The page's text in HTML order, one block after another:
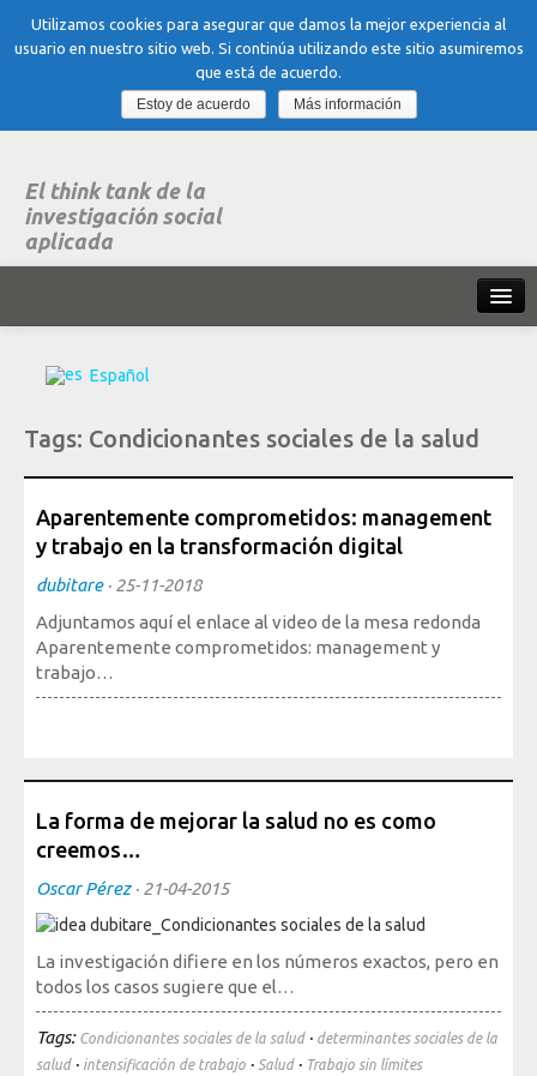
El think tank de la
investigación social
aplicada
Areas
de experiencia
Organización, Trabajo y Salud
Sociedad, Innovación y Salud
Internacional, Sectores y Salud
Nuestra propuesta
Blogs
Blog: Sociedad, Innovación y Salud
Blog: Internacional, Sectores y Salud
y eventos
Publicaciones
Publicaciones: Organización, Trabajo y Salud
Publicaciones: Sociedad, Innovación y Salud
Publicaciones: Internacional, Sectores y Salud
Español
Tags: Condicionantes sociales de la salud
Aparentemente comprometidos: management
y trabajo en la transformación digital
dubitare· 25-11-2018
Adjuntamos aquí el enlace al video de la mesa redonda
Aparentemente comprometidos: management y
trabajo…
La forma de mejorar la salud no es como
creemos…
Oscar Pérez· 21-04-2015
La investigación difiere en los números exactos, pero en
todos los casos sugiere que el…
Tags: Condicionantes sociales de la salud· determinantes sociales de la
salud· intensificación de trabajo · Salud· Trabajo sin límites
Utilizamos cookies para asegurar que damos la mejor experiencia al
usuario en nuestro sitio web. Si continúa utilizando este sitio asumiremos
que está de acuerdo.
Estoy de acuerdo
Más información